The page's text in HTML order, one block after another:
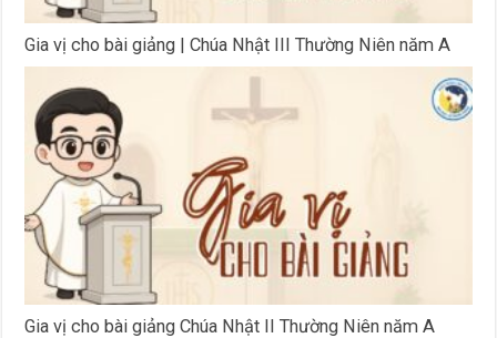
Gia vị cho bài giảng | Chúa Nhật III Thường Niên năm A
Gia vị cho bài giảng Chúa Nhật II Thường Niên năm A